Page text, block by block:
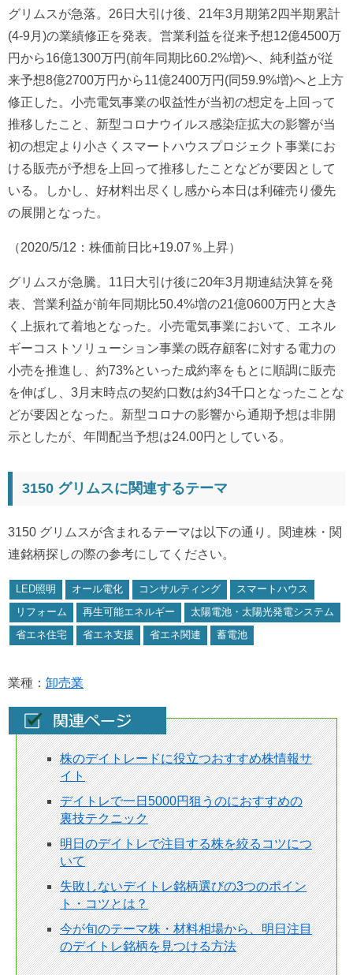
グリムスが急落。26日大引け後、21年3月期第2四半期累計
(4-9月)の業績修正を発表。営業利益を従来予想12億4500万
円から16億1300万円(前年同期比60.2%増)へ、純利益が従
来予想8億2700万円から11億2400万円(同59.9%増)へと上方
修正した。小売電気事業の収益性が当初の想定を上回って
推移したこと、新型コロナウイルス感染症拡大の影響が当
初の想定より小さくスマートハウスプロジェクト事業にお
ける販売が予想を上回って推移したことなどが要因として
いる。しかし、好材料出尽くし感から本日は利確売り優先
の展開となった。
（2020/5/12：株価前日比+19.07％上昇）
グリムスが急騰。11日大引け後に20年3月期連結決算を発
表、営業利益が前年同期比50.4%増の21億0600万円と大き
く上振れて着地となった。小売電気事業において、エネル
ギーコストソリューション事業の既存顧客に対する電力の
小売を推進し、約73%といった成約率をもとに順調に販売
を伸ばし、3月末時点の契約口数は約34千口となったことな
どが要因となった。新型コロナの影響から通期予想は非開
示としたが、年間配当予想は24.00円としている。
3150 グリムスに関連するテーマ
3150 グリムスが含まれるテーマは以下の通り。関連株・関
連銘柄探しの際の参考にしてください。
LED照明 オール電化 コンサルティング
スマートハウス
リフォーム
再生可能エネルギー
太陽電池・太陽光発電システム
省エネ住宅
省エネ支援 省エネ関連 蓄電池
業種： 卸売業
株のデイトレードに役立つおすすめ株情報サ
イト
デイトレで一日5000円狙うのにおすすめの
裏技テクニック
明日のデイトレで注目する株を絞るコツにつ
いて
失敗しないデイトレ銘柄選びの3つのポイン
ト・コツとは？
今が旬のテーマ株・材料相場から、明日注目
のデイトレ銘柄を見つける方法